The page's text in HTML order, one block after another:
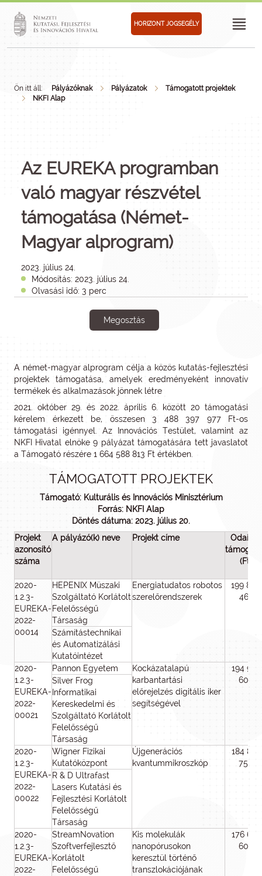
HORIZONT JOGSEGÉLY
Ön itt áll: Pályázóknak Pályázatok
Támogatott projektek
NKFI Alap
Az EUREKA programban
való magyar részvétel
támogatása (Német-
Magyar alprogram)
2023. július 24.
Módosítás: 2023. július 24.
Olvasási idő: 3 perc
Megosztás
A német-magyar alprogram célja a közös kutatás-fejlesztési
projektek támogatása, amelyek eredményeként innovatív
termékek és alkalmazások jönnek létre
2021. október 29. és 2022. április 6. között 20 támogatási
kérelem érkezett be, összesen 3 488 397 977 Ft-os
támogatási igénnyel. Az Innovációs Testület, valamint az
NKFI Hivatal elnöke 9 pályázat támogatására tett javaslatot
a Támogató részére 1 664 588 813 Ft értékben.
TÁMOGATOTT PROJEKTEK
Támogató: Kulturális és Innovációs Minisztérium
Forrás: NKFI Alap
Döntés dátuma: 2023. július 20.
Projekt
azonosító
száma
A pályázó(k) neve Projekt címe
Odaítélt
(Ft)
2020-
1.2.3-
EUREKA-
2022-
00014
HEPENIX Müszaki
Szolgáltató Korlátolt
Felelősségű
Társaság
Energiatudatos robotos
szerelőrendszerek
199 850
467
Számítástechnikai
és Automatizálási
Kutatóintézet
2020-
1.2.3-
EUREKA-
2022-
00021
Pannon Egyetem
Kockázatalapú
karbantartási
előrejelzés digitális iker
segítségével
194 939
606
Silver Frog
Informatikai
Kereskedelmi és
Szolgáltató Korlátolt
Felelősségű
Társaság
2020-
1.2.3-
EUREKA-
2022-
00022
Wigner Fizikai
Kutatóközpont
Újgenerációs
kvantummikroszkóp
184 878
750
R & D Ultrafast
Lasers Kutatási és
Fejlesztési Korlátolt
Felelősségű
Társaság
2020-
1.2.3-
EUREKA-
2022-
StreamNovation
Szoftverfejlesztő
Korlátolt
Felelősségű
Kis molekulák
nanopórusokon
keresztül történő
transzlokációjának
176 646
600